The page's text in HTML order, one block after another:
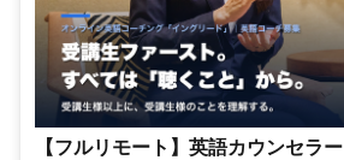
【フルリモート】英語カウンセラー